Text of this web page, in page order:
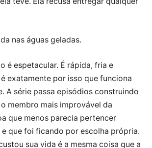
nas águas geladas.
é espetacular. É rápida, fria e
exatamente por isso que funciona
A série passa episódios construindo
membro mais improvável da
que menos parecia pertencer
e que foi ficando por escolha própria.
sua vida é a mesma coisa que a